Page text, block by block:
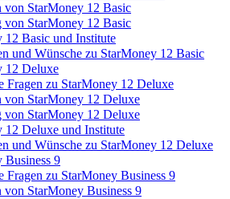
StarMoney 12 Basic
StarMoney 12 Basic
Basic und Institute
und Wünsche zu StarMoney 12 Basic
Deluxe
zu StarMoney 12 Deluxe
StarMoney 12 Deluxe
StarMoney 12 Deluxe
Deluxe und Institute
und Wünsche zu StarMoney 12 Deluxe
9
zu StarMoney Business 9
StarMoney Business 9